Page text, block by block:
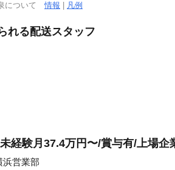
について情報 凡例
れる配送スタッフ
経験月37.4万円〜/賞与有/上場企
浜営業部